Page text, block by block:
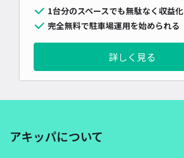
1台分のスペースでも無駄なく収益化
完全無料で駐車場運用を始められる
詳しく見る
アキッパについて